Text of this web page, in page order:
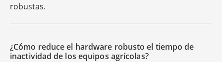
robustas.
¿Cómo reduce el hardware robusto el tiempo de
inactividad de los equipos agrícolas?